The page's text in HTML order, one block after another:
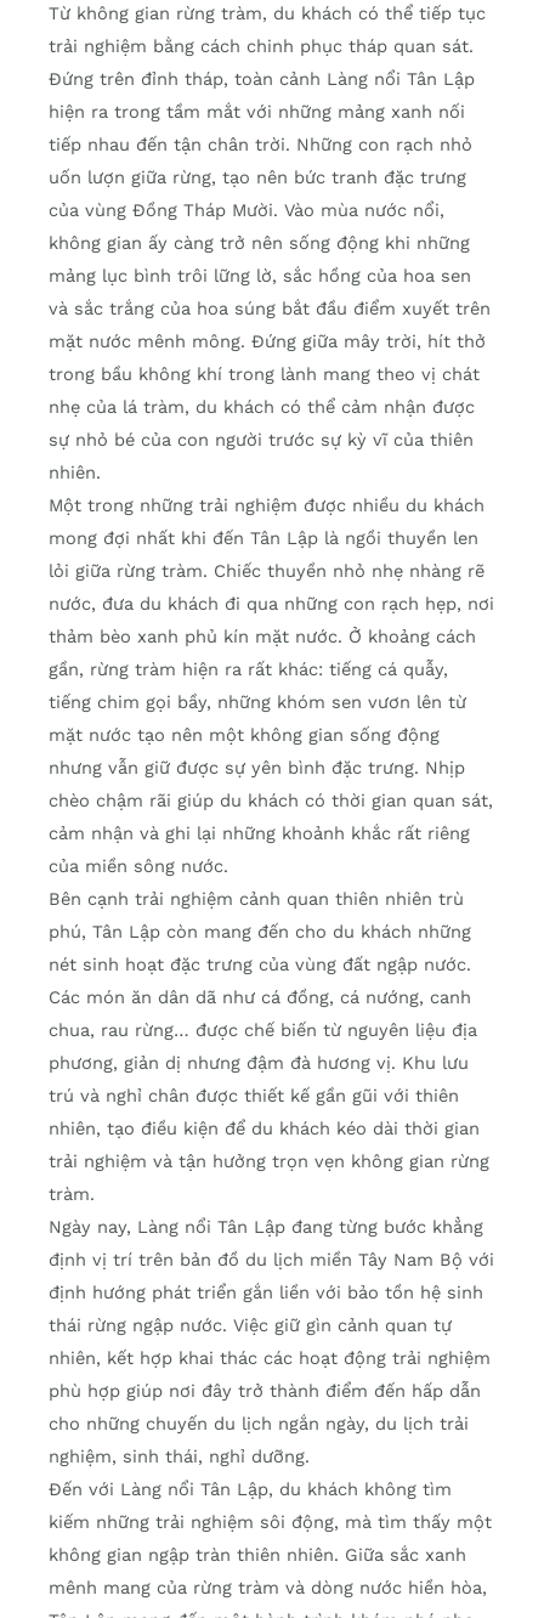
Từ không gian rừng tràm, du khách có thể tiếp tục
trải nghiệm bằng cách chinh phục tháp quan sát.
Đứng trên đỉnh tháp, toàn cảnh Làng nổi Tân Lập
hiện ra trong tầm mắt với những mảng xanh nối
tiếp nhau đến tận chân trời. Những con rạch nhỏ
uốn lượn giữa rừng, tạo nên bức tranh đặc trưng
của vùng Đồng Tháp Mười. Vào mùa nước nổi,
không gian ấy càng trở nên sống động khi những
mảng lục bình trôi lững lờ, sắc hồng của hoa sen
và sắc trắng của hoa súng bắt đầu điểm xuyết trên
mặt nước mênh mông. Đứng giữa mây trời, hít thở
trong bầu không khí trong lành mang theo vị chát
nhẹ của lá tràm, du khách có thể cảm nhận được
sự nhỏ bé của con người trước sự kỳ vĩ của thiên
nhiên.
Một trong những trải nghiệm được nhiều du khách
mong đợi nhất khi đến Tân Lập là ngồi thuyền len
lỏi giữa rừng tràm. Chiếc thuyền nhỏ nhẹ nhàng rẽ
nước, đưa du khách đi qua những con rạch hẹp, nơi
thảm bèo xanh phủ kín mặt nước. Ở khoảng cách
gần, rừng tràm hiện ra rất khác: tiếng cá quẫy,
tiếng chim gọi bầy, những khóm sen vươn lên từ
mặt nước tạo nên một không gian sống động
nhưng vẫn giữ được sự yên bình đặc trưng. Nhịp
chèo chậm rãi giúp du khách có thời gian quan sát,
cảm nhận và ghi lại những khoảnh khắc rất riêng
của miền sông nước.
Bên cạnh trải nghiệm cảnh quan thiên nhiên trù
phú, Tân Lập còn mang đến cho du khách những
nét sinh hoạt đặc trưng của vùng đất ngập nước.
Các món ăn dân dã như cá đồng, cá nướng, canh
chua, rau rừng… được chế biến từ nguyên liệu địa
phương, giản dị nhưng đậm đà hương vị. Khu lưu
trú và nghỉ chân được thiết kế gần gũi với thiên
nhiên, tạo điều kiện để du khách kéo dài thời gian
trải nghiệm và tận hưởng trọn vẹn không gian rừng
tràm.
Ngày nay, Làng nổi Tân Lập đang từng bước khẳng
định vị trí trên bản đồ du lịch miền Tây Nam Bộ với
định hướng phát triển gắn liền với bảo tồn hệ sinh
thái rừng ngập nước. Việc giữ gìn cảnh quan tự
nhiên, kết hợp khai thác các hoạt động trải nghiệm
phù hợp giúp nơi đây trở thành điểm đến hấp dẫn
cho những chuyến du lịch ngắn ngày, du lịch trải
nghiệm, sinh thái, nghỉ dưỡng.
Đến với Làng nổi Tân Lập, du khách không tìm
kiếm những trải nghiệm sôi động, mà tìm thấy một
không gian ngập tràn thiên nhiên. Giữa sắc xanh
mênh mang của rừng tràm và dòng nước hiền hòa,